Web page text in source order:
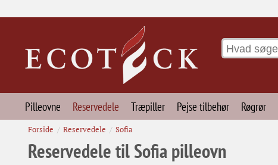
Pilleovne Reservedele Træpiller Pejse tilbehør Røgrør
Forside Reservedele Sofia
Reservedele til Sofia pilleovn